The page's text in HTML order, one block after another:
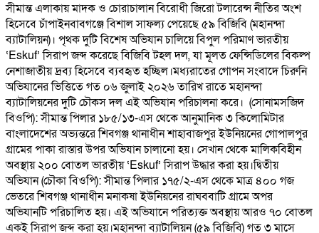
সীমান্ত এলাকায় মাদক ও চোরাচালান বিরোধী জিরো টলারেন্স নীতির অংশ
হিসেবে চাঁপাইনবাবগঞ্জে বিশাল সাফল্য পেয়েছে ৫৯ বিজিবি (মহানন্দা
ব্যাটালিয়ন)। পৃথক দুটি বিশেষ অভিযান চালিয়ে বিপুল পরিমাণ ভারতীয়
‘Eskuf’ সিরাপ জব্দ করেছে বিজিবি টহল দল, যা মূলত ফেন্সিডিলের বিকল্প
নেশাজাতীয় দ্রব্য হিসেবে ব্যবহৃত হচ্ছিল। ​মধ্যরাতের গোপন সংবাদে চিরুনি
অভিযানের ভিত্তিতে গত ০৬ জুলাই ২০২৬ তারিখ রাতে মহানন্দা
ব্যাটালিয়নের দুটি চৌকস দল এই অভিযান পরিচালনা করে। ​ (সোনামসজিদ
বিওপি): সীমান্ত পিলার ১৮৫/১৩-এস থেকে আনুমানিক ৩ কিলোমিটার
বাংলাদেশের অভ্যন্তরে শিবগঞ্জ থানাধীন শাহাবাজপুর ইউনিয়নের গোপালপুর
গ্রামের পাকা রাস্তার উপর অভিযান চালানো হয়। সেখান থেকে মালিকবিহীন
অবস্থায় ২০০ বোতল ভারতীয় ‘Eskuf’ সিরাপ উদ্ধার করা হয়। ​দ্বিতীয়
অভিযান (চৌকা বিওপি): সীমান্ত পিলার ১৭৫/২-এস থেকে মাত্র ৪০০ গজ
ভেতরে শিবগঞ্জ থানাধীন মনাকষা ইউনিয়নের রাঘববাটি গ্রামে অপর
অভিযানটি পরিচালিত হয়। এই অভিযানে পরিত্যক্ত অবস্থায় আরও ৭০ বোতল
একই সিরাপ জব্দ করা হয়। ​ মহানন্দা ব্যাটালিয়ন (৫৯ বিজিবি) গত ৩ মাসে